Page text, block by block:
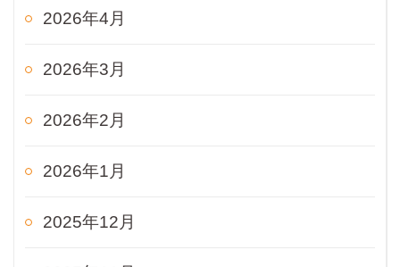
2026年4月
2026年3月
2026年2月
2026年1月
2025年12月